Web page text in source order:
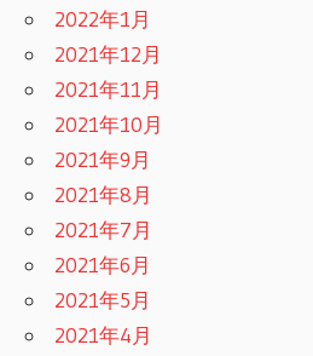
2022年1月
2021年12月
2021年11月
2021年10月
2021年9月
2021年8月
2021年7月
2021年6月
2021年5月
2021年4月